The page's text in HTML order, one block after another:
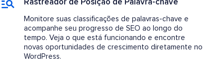
Rastreador de Posição de Palavra-chave
Monitore suas classificações de palavras-chave e
acompanhe seu progresso de SEO ao longo do
tempo. Veja o que está funcionando e encontre
novas oportunidades de crescimento diretamente no
WordPress.